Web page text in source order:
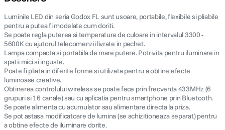
Luminile LED din seria Godox FL sunt usoare, portabile, flexibile si pliabile
pentru a putea fi modelate cum doriti.
Se poate regla puterea si temperatura de culoare in intervalul 3300 -
5600K cu ajutorul telecomenzii livrate in pachet.
Lampa compacta si portabila de mare putere. Potrivita pentru iluminare in
spatii mici si inguste.
Poate fi pliata in diferite forme si utilizata pentru a obtine efecte
luminoase creative.
Obtinerea controlului wireless se poate face prin frecventa 433MHz (6
grupuri si 16 canale) sau cu aplicatia pentru smartphone prin Bluetooth.
Se poate alimenta cu acumulator sau alimentare directa la priza.
Se pot astasa modificatoare de lumina (se achizitioneaza separat) pentru
a obtine efecte de iluminare dorite.